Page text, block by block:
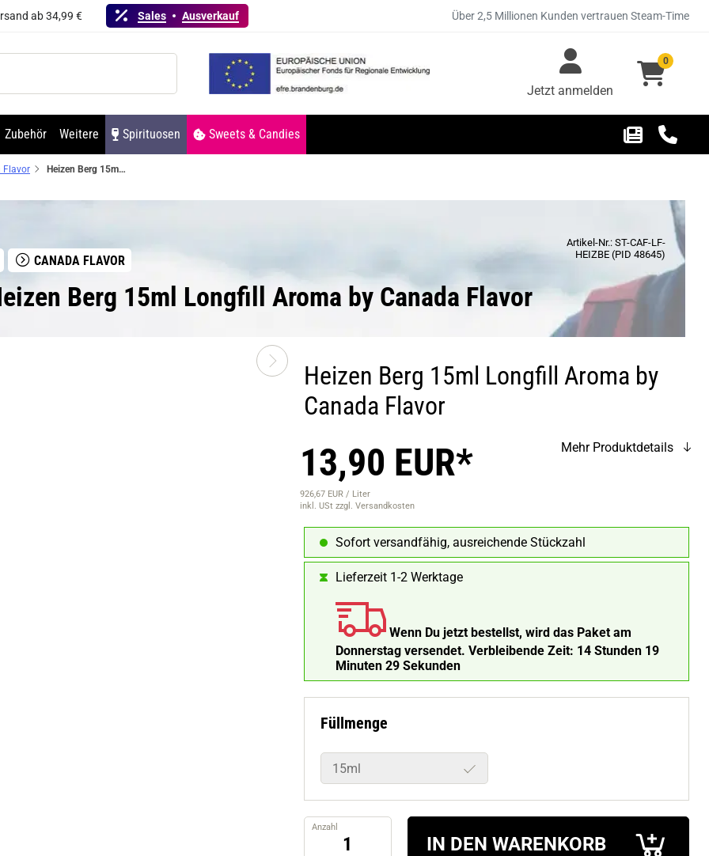
ab 34,99 € Sales Ausverkauf Über 2,5 Millionen Kunden vertrauen Steam-Time
Jetzt anmelden
0
Zubehör Weitere Spirituosen Sweets & Candies
Flavor Heizen Berg 15ml Longfill Aroma by Canada Flavor
CANADA FLAVOR
Artikel-Nr.: ST-CAF-LF-
HEIZBE (PID 48645)
Berg 15ml Longfill Aroma by Canada Flavor
Heizen Berg 15ml Longfill Aroma by
Canada Flavor
13,90 EUR*
926,67 EUR / Liter
inkl. USt zzgl. Versandkosten
Mehr Produktdetails
Sofort versandfähig, ausreichende Stückzahl
Lieferzeit 1-2 Werktage
Wenn Du jetzt bestellst, wird das Paket am
Donnerstag versendet. Verbleibende Zeit: 14 Stunden 19
Minuten 28 Sekunden
Füllmenge
15ml
Anzahl
IN DEN WARENKORB